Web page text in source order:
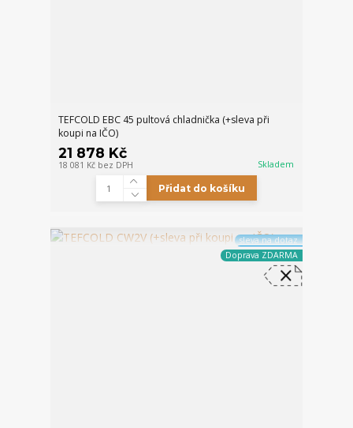
TEFCOLD EBC 45 pultová chladnička (+sleva při
koupi na IČO)
21 878 Kč
18 081 Kč bez DPH Skladem
Přidat do košíku
sleva na dotaz
Doprava ZDARMA